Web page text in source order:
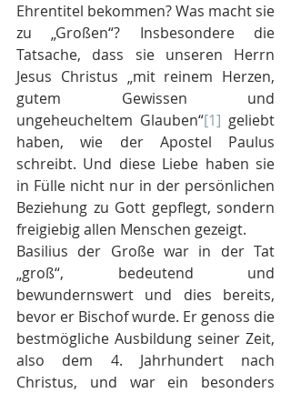
Ehrentitel bekommen? Was macht sie
zu „Großen“? Insbesondere die
Tatsache, dass sie unseren Herrn
Jesus Christus „mit reinem Herzen,
gutem Gewissen und
ungeheucheltem Glauben“[1] geliebt
haben, wie der Apostel Paulus
schreibt. Und diese Liebe haben sie
in Fülle nicht nur in der persönlichen
Beziehung zu Gott gepflegt, sondern
freigiebig allen Menschen gezeigt.
Basilius der Große war in der Tat
„groß“, bedeutend und
bewundernswert und dies bereits,
bevor er Bischof wurde. Er genoss die
bestmögliche Ausbildung seiner Zeit,
also dem 4. Jahrhundert nach
Christus, und war ein besonders